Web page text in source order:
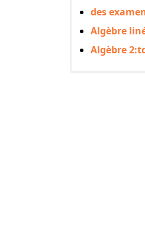
des
Algèbre
Algèbre